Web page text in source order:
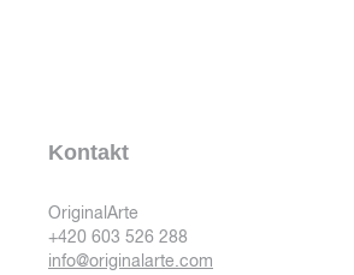
Kontakt
OriginalArte
+420 603 526 288
info@originalarte.com